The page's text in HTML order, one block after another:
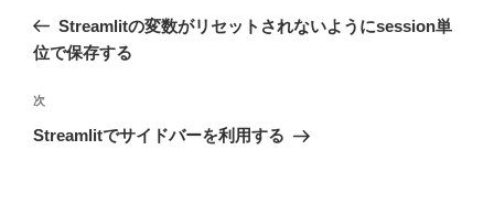
ナ
ゲ
ー
の
投
Streamlitの変数がリセットされないようにsession単
位で保存する
次
の
次
Streamlitでサイドバーを利用する